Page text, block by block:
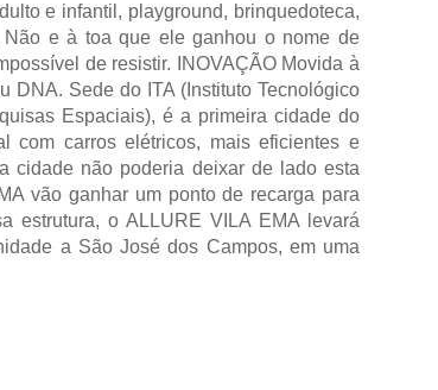
e infantil, playground, brinquedoteca,
e à toa que ele ganhou o nome de
de resistir. INOVAÇÃO Movida à
DNA. Sede do ITA (Instituto Tecnológico
Espaciais), é a primeira cidade do
com carros elétricos, mais eficientes e
cidade não poderia deixar de lado esta
vão ganhar um ponto de recarga para
estrutura, o ALLURE VILA EMA levará
a São José dos Campos, em uma